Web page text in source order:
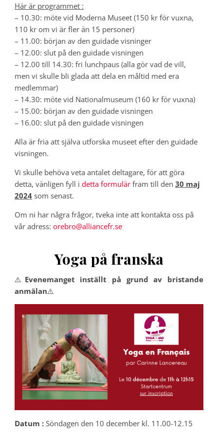
Här är programmet :
– 10.30: möte vid Moderna Museet (150 kr för vuxna,
110 kr om vi är fler än 15 personer)
– 11.00: början av den guidade visninger
– 12.00: slut på den guidade visningen
– 12.00 till 14.30: fri lunchpaus (alla gör vad de vill,
men vi skulle bli glada att dela en måltid med era
medlemmar)
– 14.30: möte vid Nationalmuseum (160 kr för vuxna)
– 15.00: början av den guidade visningen
– 16.00: slut på den guidade visningen
Alla är fria att själva utforska museet efter den guidade
visningen.
Vi skulle behöva veta antalet deltagare, för att göra
detta, vänligen fyll i detta formulär fram till den 30 maj
2024 som senast.
Om ni har några frågor, tveka inte att kontakta oss på
vår adress: orebro@alliancefr.se
Yoga på franska
⚠️ Evenemanget inställt på grund av bristande
anmälan⚠️
Datum : Söndagen den 10 december kl. 11.00-12.15